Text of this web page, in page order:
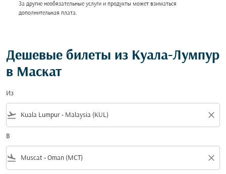
За другие необязательные услуги и продукты может взиматься
дополнительная плата.
Дешевые билеты из Куала-Лумпур
в Маскат
Из
flight_takeoff close
В
flight_land close